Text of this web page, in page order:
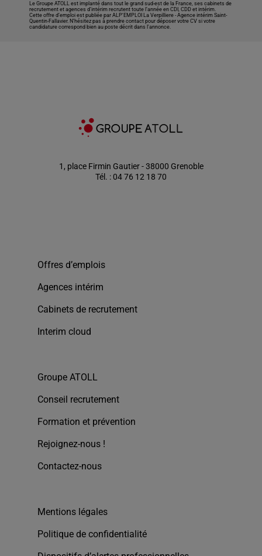
Le Groupe ATOLL est implanté dans tout le grand sud-est de la France, ses cabinets de
recrutement et agences d’intérim recrutent toute l’année en CDI, CDD et intérim.
Cette offre d’emploi est publiée par ALP'EMPLOI La Verpilliere -Agence intérim Saint-
Quentin-Fallavier. N’hésitez pas à prendre contact pour déposer votre CV si votre
candidature correspond bien au poste décrit dans l'annonce.
1, place Firmin Gautier - 38000 Grenoble
Tél. : 04 76 12 18 70
Offres d’emplois
Agences intérim
Cabinets de recrutement
Interim cloud
Groupe ATOLL
Conseil recrutement
Formation et prévention
Rejoignez-nous !
Contactez-nous
Mentions légales
Politique de confidentialité